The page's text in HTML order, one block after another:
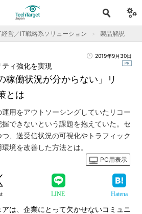
経営／IT戦略系ソリューション 製品解説
2019年9月30日
稼働状況が分からない」リ
とは
ィ強化を実現
用をアウトソーシングしていたリコー
できないという課題を抱えていた。セ
、送受信状況の可視化やトラフィック
境を改善した方法とは。
PC用表示
LINE Hatena
は、企業にとって欠かせないコミュニ